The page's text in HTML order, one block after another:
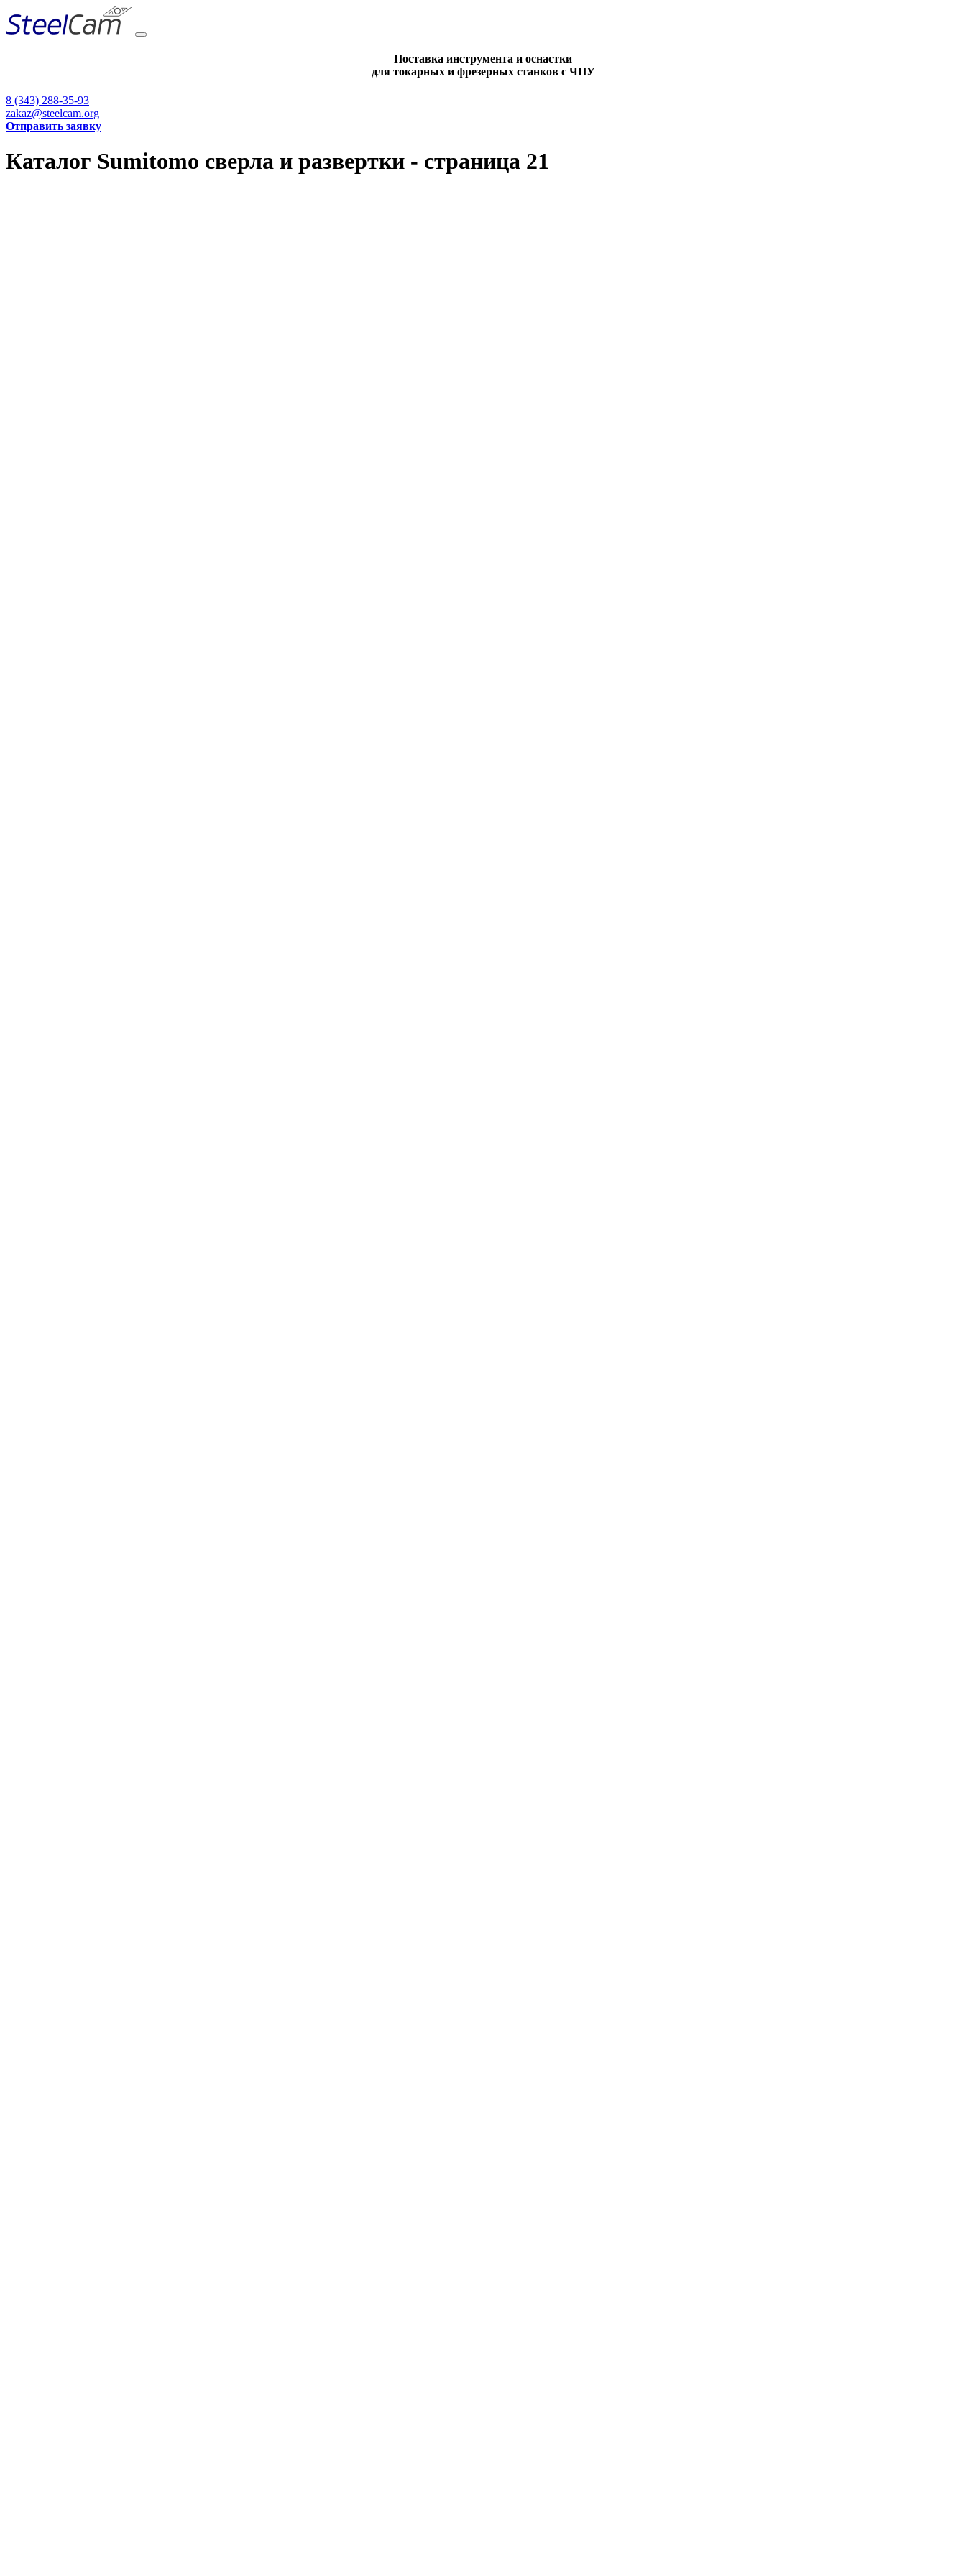
Поставка инструмента и оснастки
для токарных и фрезерных станков с ЧПУ
8 (343) 288-35-93
zakaz@steelcam.org
Отправить заявку
Каталог Sumitomo сверла и развертки - страница 21